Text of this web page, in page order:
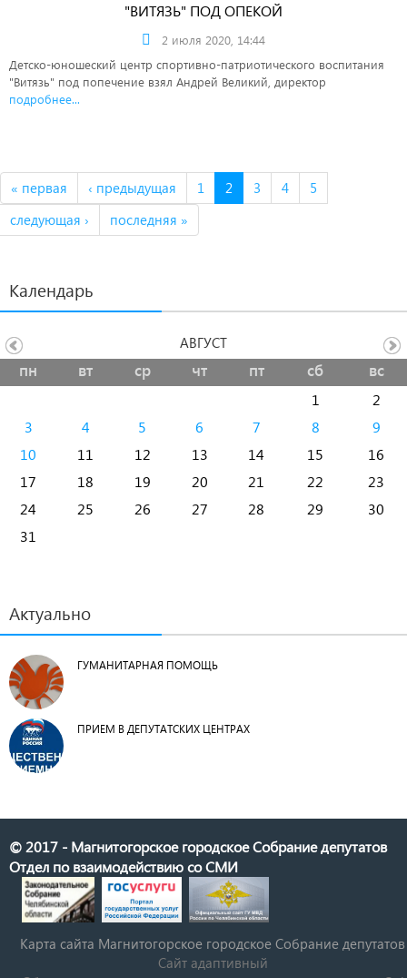
"ВИТЯЗЬ" ПОД ОПЕКОЙ
2 июля 2020, 14:44
Детско-юношеский центр спортивно-патриотического воспитания
"Витязь" под попечение взял Андрей Великий, директор
подробнее...
« первая ‹ предыдущая 1 2 3 4
5
следующая ›
последняя »
Календарь
пн вт ср чт пт сб вс
1
2
3
4 5 6 7 8
9
10
11 12 13 14 15
16
17
18 19 20 21 22
23
24
25 26 27 28 29
30
31
АВГУСТ
Актуально
ГУМАНИТАРНАЯ ПОМОЩЬ
ПРИЕМ В ДЕПУТАТСКИХ ЦЕНТРАХ
© 2017 - Магнитогорское городское Собрание депутатов
Отдел по взаимодействию со СМИ
Карта сайта Магнитогорское городское Cобрание депутатов
Сайт адаптивный